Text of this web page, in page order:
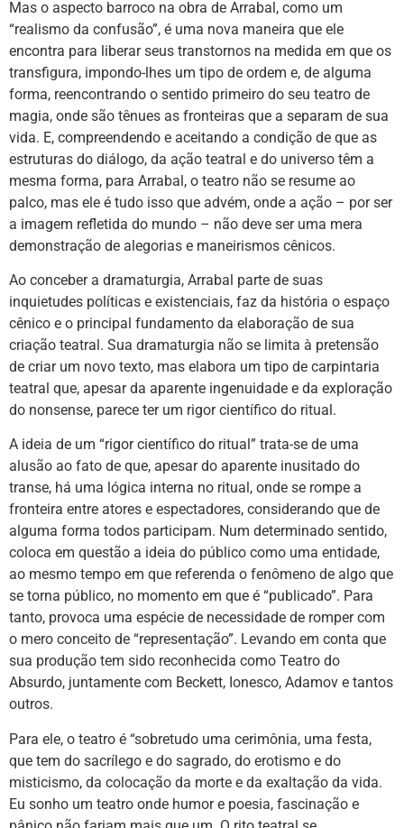
Mas o aspecto barroco na obra de Arrabal, como um
“realismo da confusão”, é uma nova maneira que ele
encontra para liberar seus transtornos na medida em que os
transfigura, impondo-lhes um tipo de ordem e, de alguma
forma, reencontrando o sentido primeiro do seu teatro de
magia, onde são tênues as fronteiras que a separam de sua
vida. E, compreendendo e aceitando a condição de que as
estruturas do diálogo, da ação teatral e do universo têm a
mesma forma, para Arrabal, o teatro não se resume ao
palco, mas ele é tudo isso que advém, onde a ação – por ser
a imagem refletida do mundo – não deve ser uma mera
demonstração de alegorias e maneirismos cênicos.
Ao conceber a dramaturgia, Arrabal parte de suas
inquietudes políticas e existenciais, faz da história o espaço
cênico e o principal fundamento da elaboração de sua
criação teatral. Sua dramaturgia não se limita à pretensão
de criar um novo texto, mas elabora um tipo de carpintaria
teatral que, apesar da aparente ingenuidade e da exploração
do nonsense, parece ter um rigor científico do ritual.
A ideia de um “rigor científico do ritual” trata-se de uma
alusão ao fato de que, apesar do aparente inusitado do
transe, há uma lógica interna no ritual, onde se rompe a
fronteira entre atores e espectadores, considerando que de
alguma forma todos participam. Num determinado sentido,
coloca em questão a ideia do público como uma entidade,
ao mesmo tempo em que referenda o fenômeno de algo que
se torna público, no momento em que é “publicado”. Para
tanto, provoca uma espécie de necessidade de romper com
o mero conceito de “representação”. Levando em conta que
sua produção tem sido reconhecida como Teatro do
Absurdo, juntamente com Beckett, Ionesco, Adamov e tantos
outros.
Para ele, o teatro é “sobretudo uma cerimônia, uma festa,
que tem do sacrílego e do sagrado, do erotismo e do
misticismo, da colocação da morte e da exaltação da vida.
Eu sonho um teatro onde humor e poesia, fascinação e